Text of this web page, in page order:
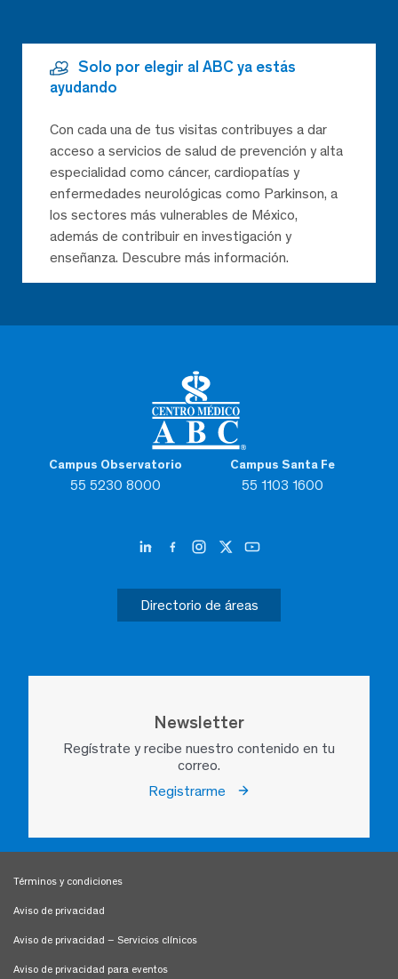
Campus Observatorio
55 5230 8000
Campus Santa Fe
55 1103 1600
Directorio de áreas
Newsletter
Regístrate y recibe nuestro contenido en tu
correo.
Registrarme
Solo por elegir al ABC ya estás
ayudando
Con cada una de tus visitas contribuyes a dar
acceso a servicios de salud de prevención y alta
especialidad como cáncer, cardiopatías y
enfermedades neurológicas como Parkinson, a
los sectores más vulnerables de México,
además de contribuir en investigación y
enseñanza. Descubre más información.
Términos y condiciones
Aviso de privacidad
Aviso de privacidad – Servicios clínicos
Aviso de privacidad para eventos